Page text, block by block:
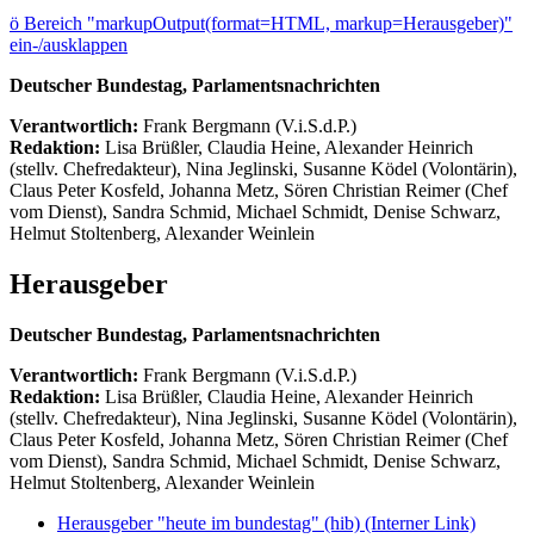
ö Bereich "markupOutput(format=HTML, markup=Herausgeber)"
ein-/ausklappen
Deutscher Bundestag, Parlamentsnachrichten
Verantwortlich: Frank Bergmann (V.i.S.d.P.)
Redaktion: Lisa Brüßler, Claudia Heine, Alexander Heinrich
(stellv. Chefredakteur), Nina Jeglinski, Susanne Ködel (Volontärin),
Claus Peter Kosfeld, Johanna Metz, Sören Christian Reimer (Chef
vom Dienst), Sandra Schmid, Michael Schmidt, Denise Schwarz,
Helmut Stoltenberg, Alexander Weinlein
Herausgeber
Deutscher Bundestag, Parlamentsnachrichten
Verantwortlich: Frank Bergmann (V.i.S.d.P.)
Redaktion: Lisa Brüßler, Claudia Heine, Alexander Heinrich
(stellv. Chefredakteur), Nina Jeglinski, Susanne Ködel (Volontärin),
Claus Peter Kosfeld, Johanna Metz, Sören Christian Reimer (Chef
vom Dienst), Sandra Schmid, Michael Schmidt, Denise Schwarz,
Helmut Stoltenberg, Alexander Weinlein
Herausgeber "heute im bundestag" (hib) (Interner Link)